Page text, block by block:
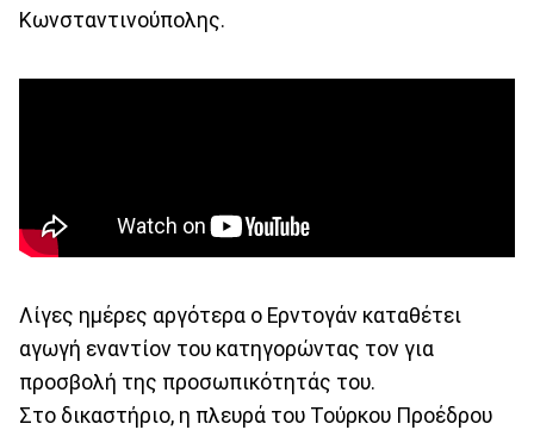
Κωνσταντινούπολης.
Λίγες ημέρες αργότερα ο Ερντογάν καταθέτει
αγωγή εναντίον του κατηγορώντας τον για
προσβολή της προσωπικότητάς του.
Στο δικαστήριο, η πλευρά του Τούρκου Προέδρου